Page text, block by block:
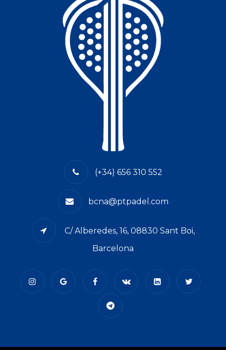
(+34) 656 310 552
bcna@ptpadel.com
C/ Alberedes, 16, 08830 Sant Boi,
Barcelona